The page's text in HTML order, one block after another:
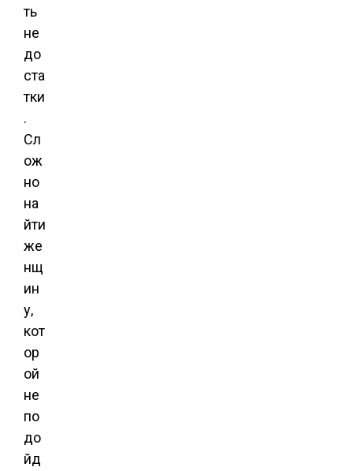
ть
не
до
ста
тки
.
Сл
ож
но
на
йти
же
нщ
ин
у,
кот
ор
ой
не
по
до
йд